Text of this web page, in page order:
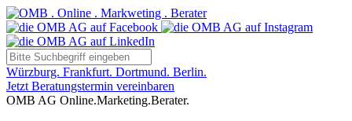
Würzburg. Frankfurt. Dortmund. Berlin.
Jetzt Beratungstermin vereinbaren
OMB AG Online.Marketing.Berater.